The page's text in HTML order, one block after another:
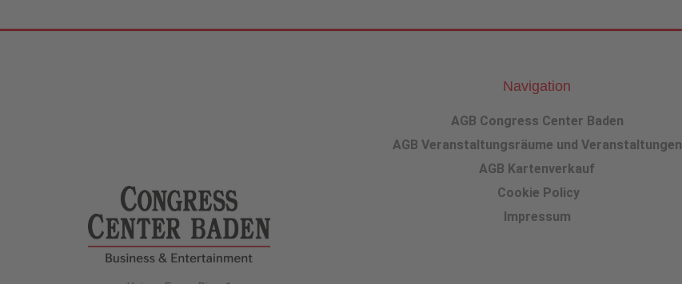
Navigation
AGB Congress Center Baden
AGB Veranstaltungsräume und Veranstaltungen
AGB Kartenverkauf
Cookie Policy
Impressum